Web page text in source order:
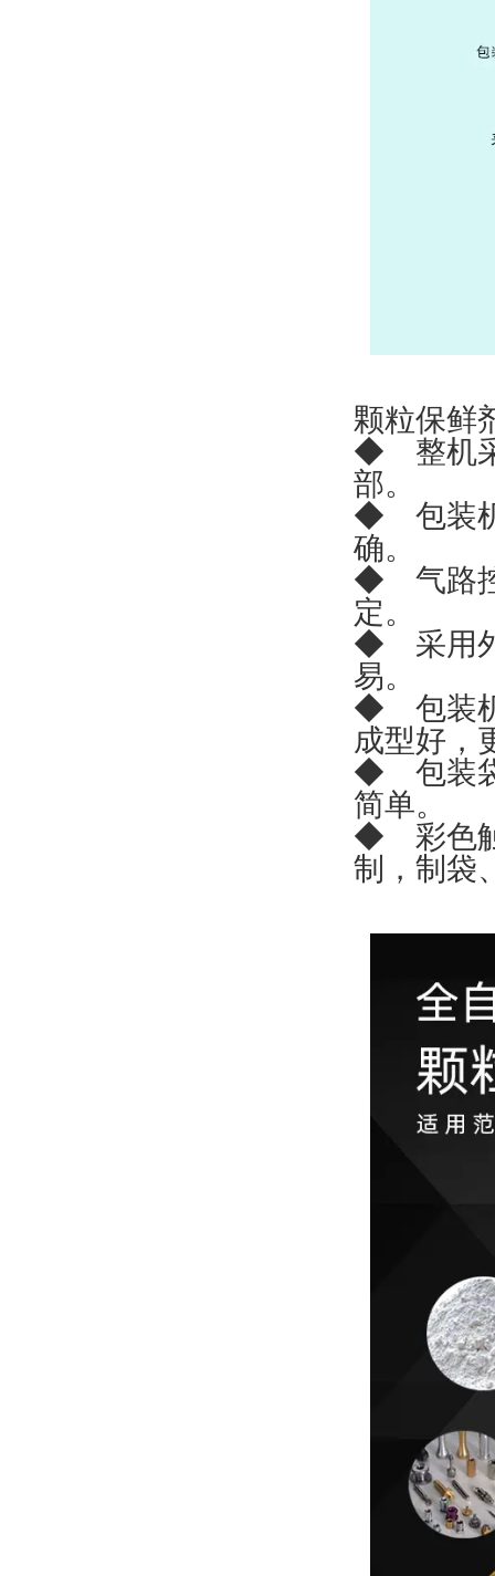
颗粒保鲜
◆ 整机采
部。
◆ 包装机
确。
◆ 气路控
定。
◆ 采用外
易。
◆ 包装机
成型好，
◆ 包装袋
简单。
◆ 彩色触
制，制袋